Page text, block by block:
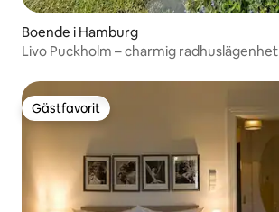
Boende i Hamburg
Livo Puckholm – charmig radhuslägenhet
Gästfavorit
Gästfavorit